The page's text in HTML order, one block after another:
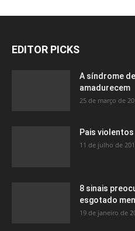
EDITOR PICKS
A síndrome
amadurecem
25 de março de
Pais
11 de julho de
8 sinais
esgotado
19 de janeiro de